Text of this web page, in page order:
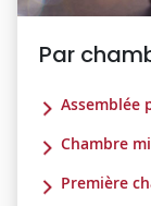
Par
Assemblée
Chambre
Première